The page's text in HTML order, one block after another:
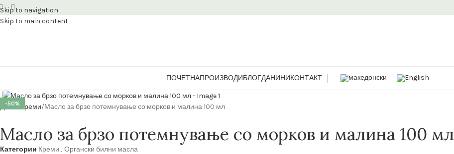
Skip to navigation
Skip to main content
ПОЧЕТНАПРОИЗВОДИБЛОГДАНИНИКОНТАКТ
-50%
Дома Креми Масло за брзо потемнување со морков и малина 100 мл
Масло за брзо потемнување со морков и малина 100 мл
Категории Креми , Органски билни масла